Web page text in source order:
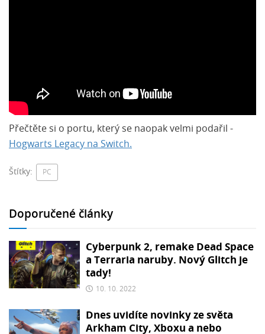
Přečtěte si o portu, který se naopak velmi podařil -
Hogwarts Legacy na Switch.
Štítky: PC
Doporučené články
Cyberpunk 2, remake Dead Space
a Terraria naruby. Nový Glitch je
tady!
10. 10. 2022
Dnes uvidíte novinky ze světa
Arkham City, Xboxu a nebo